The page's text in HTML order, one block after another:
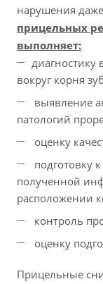
нарушения
прицельных
выполняет:
диагностику
вокруг корня
выявление
патологий
оценку
подготовку
полученной
расположении
контроль
оценку
Прицельные